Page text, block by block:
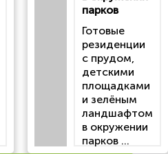
парков
Готовые
резиденции
с прудом,
детскими
площадками
и зелёным
ландшафтом
в окружении
парков ...